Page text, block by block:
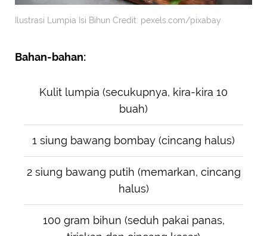
Ilustrasi Lumpia Isi Bihun Credit: pexels.com/pixabay
Bahan-bahan:
Kulit lumpia (secukupnya, kira-kira 10
buah)
1 siung bawang bombay (cincang halus)
2 siung bawang putih (memarkan, cincang
halus)
100 gram bihun (seduh pakai panas,